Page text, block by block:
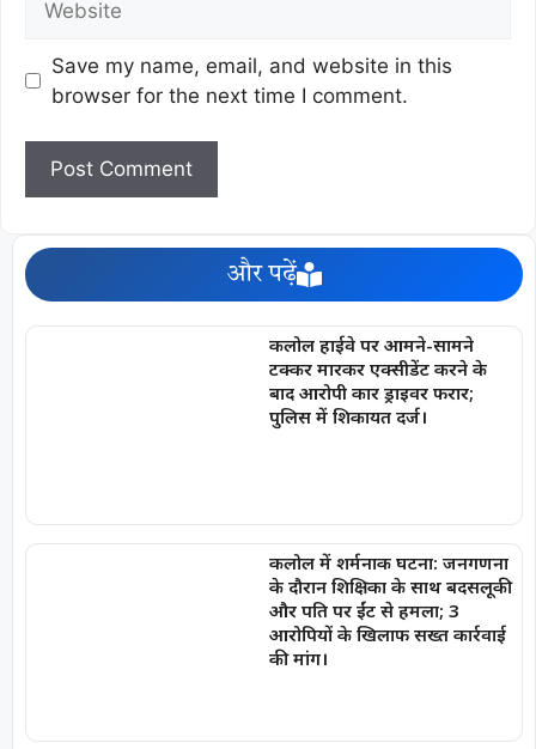
Save my name, email, and website in this
browser for the next time I comment.
और पढ़ें
कलोल हाईवे पर आमने-सामने
टक्कर मारकर एक्सीडेंट करने के
बाद आरोपी कार ड्राइवर फरार;
पुलिस में शिकायत दर्ज।
कलोल में शर्मनाक घटना: जनगणना
के दौरान शिक्षिका के साथ बदसलूकी
और पति पर ईंट से हमला; 3
आरोपियों के खिलाफ सख्त कार्रवाई
की मांग।